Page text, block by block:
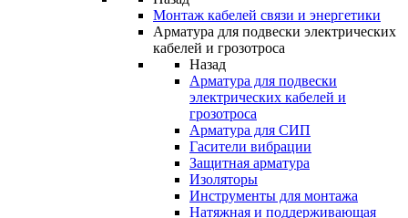
Монтаж кабелей связи и энергетики
Арматура для подвески электрических
кабелей и грозотроса
Назад
Арматура для подвески
электрических кабелей и
грозотроса
Арматура для СИП
Гасители вибрации
Защитная арматура
Изоляторы
Инструменты для монтажа
Натяжная и поддерживающая